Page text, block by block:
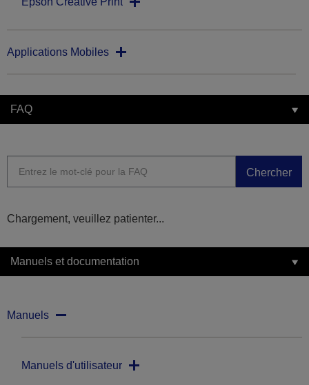
Applications Mobiles
FAQ
Chercher
Chargement, veuillez patienter...
Manuels et documentation
Manuels
Manuels d'utilisateur